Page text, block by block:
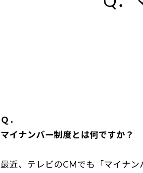
Ｑ．
マイナンバー制度とは何ですか？
最近、テレビのCMでも「マイナ